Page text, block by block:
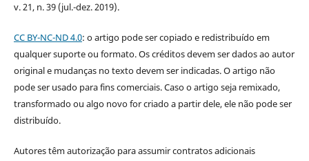
v. 21, n. 39 (jul.-dez. 2019).
CC BY-NC-ND 4.0: o artigo pode ser copiado e redistribuído em
qualquer suporte ou formato. Os créditos devem ser dados ao autor
original e mudanças no texto devem ser indicadas. O artigo não
pode ser usado para fins comerciais. Caso o artigo seja remixado,
transformado ou algo novo for criado a partir dele, ele não pode ser
distribuído.
Autores têm autorização para assumir contratos adicionais